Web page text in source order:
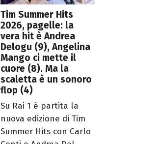
Tim Summer Hits
2026, pagelle: la
vera hit è Andrea
Delogu (9), Angelina
Mango ci mette il
cuore (8). Ma la
scaletta è un sonoro
flop (4)
Su Rai 1 è partita la
nuova edizione di Tim
Summer Hits con Carlo